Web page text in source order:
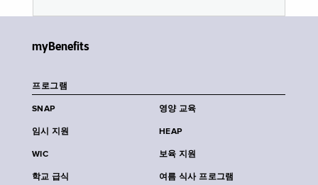
myBenefits
프로그램
SNAP 영양 교육
임시 지원 HEAP
WIC 보육 지원
학교 급식 여름 식사 프로그램